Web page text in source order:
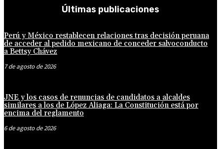
Últimas publicaciones
Perú y México restablecen relaciones tras decisión peruana
de acceder al pedido mexicano de conceder salvoconducto
a Bettsy Chávez
7 de agosto de 2026
JNE y los casos de renuncias de candidatos a alcaldes
similares a los de López Aliaga: La Constitución está por
encima del reglamento
6 de agosto de 2026